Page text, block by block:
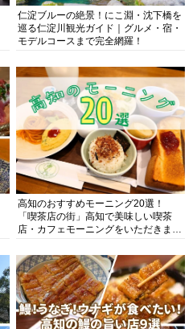
仁淀ブルーの絶景！にこ淵・沈下橋を
巡る仁淀川観光ガイド｜グルメ・宿・
モデルコースまで完全網羅！
高知のおすすめモーニング20選！
「喫茶店の街」高知で美味しい喫茶
店・カフェモーニングをいただきま